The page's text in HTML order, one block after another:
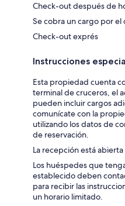
Check-out después de
Se cobra un cargo por
Check-out exprés
Instrucciones
Esta propiedad cuenta
terminal de cruceros, el
pueden incluir cargos
comunícate con la
utilizando los datos de
de reservación.
La recepción está
Los huéspedes que
establecido deben
para recibir las
un horario limitado.